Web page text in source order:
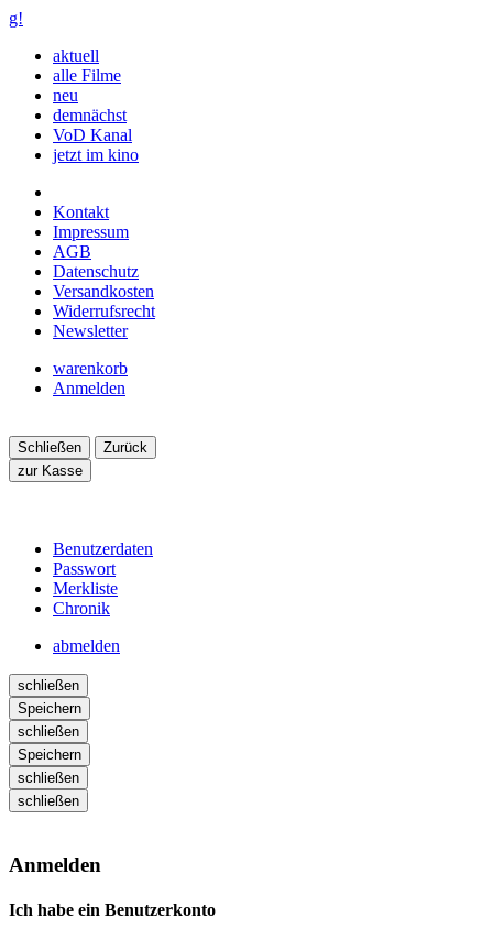
g!
aktuell
alle Filme
neu
demnächst
VoD Kanal
jetzt im kino
Kontakt
Impressum
AGB
Datenschutz
Versandkosten
Widerrufsrecht
Newsletter
warenkorb
Anmelden
Schließen
Zurück
zur Kasse
Benutzerdaten
Passwort
Merkliste
Chronik
abmelden
schließen
Speichern
schließen
Speichern
schließen
schließen
Anmelden
Ich habe ein Benutzerkonto